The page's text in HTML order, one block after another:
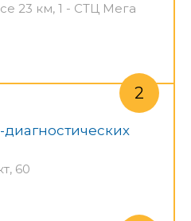
23 км, 1 - СТЦ Мега
диагностических
60